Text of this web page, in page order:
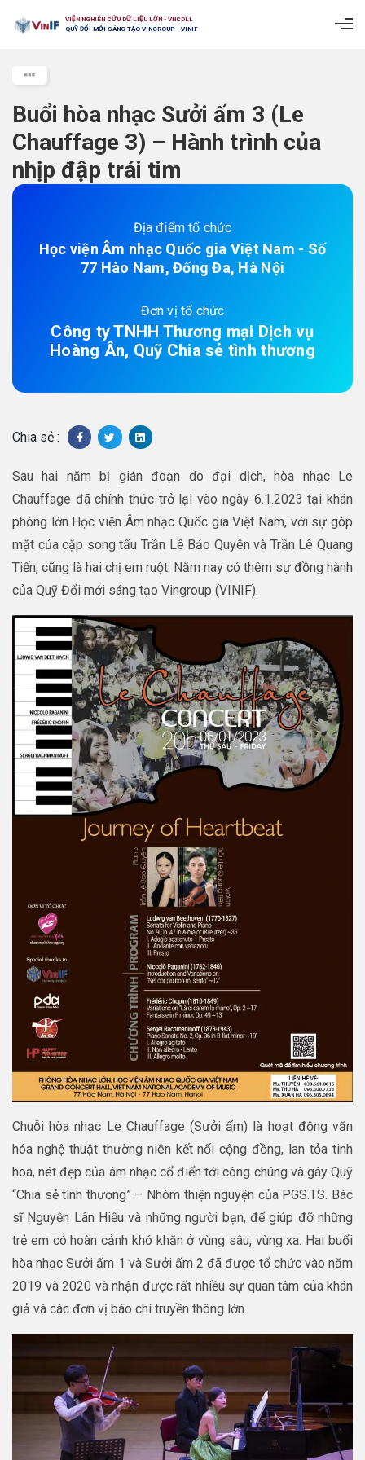
VIỆN NGHIÊN CỨU DỮ LIỆU LỚN - VNCDLL
QUỸ ĐỔI MỚI SÁNG TẠO VINGROUP - VINIF
Buổi hòa nhạc Sưởi ấm 3 (Le
Chauffage 3) – Hành trình của
nhịp đập trái tim
Địa điểm tổ chức
Học viện Âm nhạc Quốc gia Việt Nam - Số
77 Hào Nam, Đống Đa, Hà Nội
Đơn vị tổ chức
Công ty TNHH Thương mại Dịch vụ
Hoàng Ân, Quỹ Chia sẻ tình thương
Chia sẻ :
Sau hai năm bị gián đoạn do đại dịch, hòa nhạc Le
Chauffage đã chính thức trở lại vào ngày 6.1.2023 tại khán
phòng lớn Học viện Âm nhạc Quốc gia Việt Nam, với sự góp
mặt của cặp song tấu Trần Lê Bảo Quyên và Trần Lê Quang
Tiến, cũng là hai chị em ruột. Năm nay có thêm sự đồng hành
của Quỹ Đổi mới sáng tạo Vingroup (VINIF).
Chuỗi hòa nhạc Le Chauffage (Sưởi ấm) là hoạt động văn
hóa nghệ thuật thường niên kết nối cộng đồng, lan tỏa tinh
hoa, nét đẹp của âm nhạc cổ điển tới công chúng và gây Quỹ
“Chia sẻ tình thương” – Nhóm thiện nguyện của PGS.TS. Bác
sĩ Nguyễn Lân Hiếu và những người bạn, để giúp đỡ những
trẻ em có hoàn cảnh khó khăn ở vùng sâu, vùng xa. Hai buổi
hòa nhạc Sưởi ấm 1 và Sưởi ấm 2 đã được tổ chức vào năm
2019 và 2020 và nhận được rất nhiều sự quan tâm của khán
giả và các đơn vị báo chí truyền thông lớn.